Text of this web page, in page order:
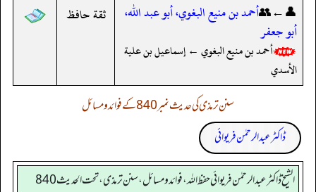
👤←👥أحمد بن منيع البغوي، أبو عبد الله،
أبو جعفر
أحمد بن منيع البغوي ← إسماعيل بن علية
الأسدي
ثقة حافظ
سنن ترمذی کی حدیث نمبر 840 کے فوائد و مسائل
ڈاکٹر عبدالرحمٰن فریوائی
الشیخ ڈاکٹر عبد الرحمٰن فریوائی حفظ اللہ، فوائد و مسائل، سنن ترمذی، تحت الحديث 840